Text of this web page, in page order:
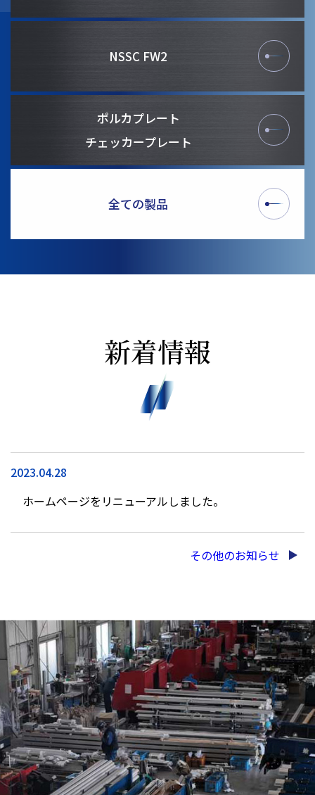
ポルカプレート
チェッカープレート
NSSC FW2
全ての製品
新着情報
2023.04.28
ホームページをリニューアルしました。
その他のお知らせ